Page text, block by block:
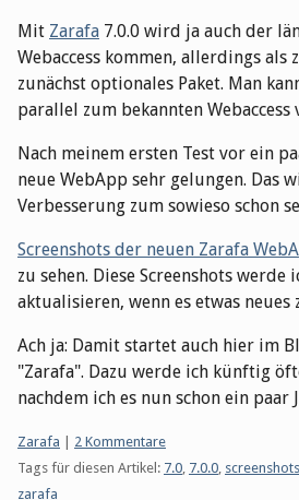
Mit Zarafa 7.0.0 wird ja auch der
Webaccess kommen, allerdings als
zunächst optionales Paket. Man
parallel zum bekannten Webaccess
Nach meinem ersten Test vor ein
neue WebApp sehr gelungen. Das
Verbesserung zum sowieso schon
Screenshots der neuen Zarafa
zu sehen. Diese Screenshots werde
aktualisieren, wenn es etwas
Ach ja: Damit startet auch hier im
"Zarafa". Dazu werde ich künftig
nachdem ich es nun schon ein paar
Kategorien:
Zarafa
2 Kommentare
Tags für diesen Artikel: 7.0, 7.0.0, screenshots
zarafa